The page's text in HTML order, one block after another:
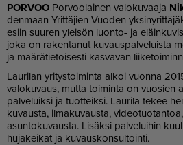
POR­VOO Por­voo­lai­nen va­lo­ku­vaa­ja
den­maan Yrit­tä­jien Vuo­den
esiin suu­ren ylei­sön luon­to- ja
joka on ra­ken­ta­nut ku­vaus­pal­ve­luis­ta
ja mää­rä­tie­toi­ses­ti kas­va­van
Lau­ri­lan yri­tys­toi­min­ta al­koi vuon­na
va­lo­ku­vaus, mut­ta toi­min­ta on vuo­sien
pal­ve­luik­si ja tuot­teik­si. Lau­ri­la te­kee
ku­vaus­ta, il­ma­ku­vaus­ta,
asun­to­ku­vaus­ta. Li­säk­si pal­ve­lui­hin
hu­ja­kei­kat ja ku­vaus­kon­sul­toin­ti.